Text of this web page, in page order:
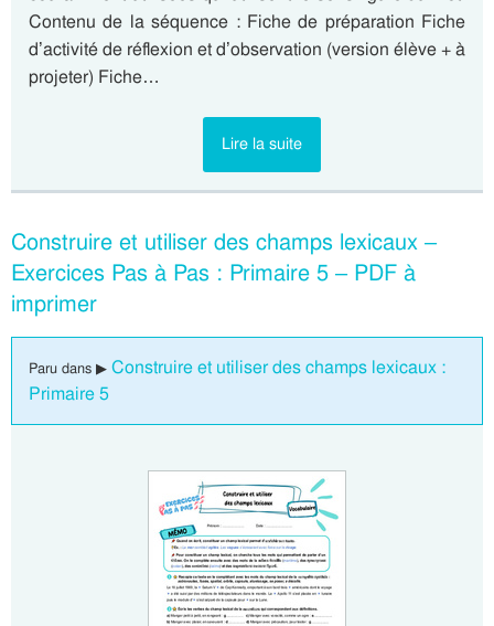
Contenu de la séquence : Fiche de préparation Fiche
d’activité de réflexion et d’observation (version élève + à
projeter) Fiche…
Lire la suite
Construire et utiliser des champs lexicaux –
Exercices Pas à Pas : Primaire 5 – PDF à
imprimer
Paru dans ▶ Construire et utiliser des champs lexicaux :
Primaire 5